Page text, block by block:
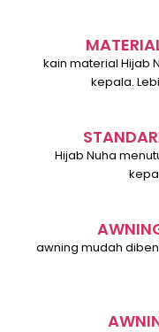
kain material Hijab
kepala.
Hijab Nuha
awning mudah